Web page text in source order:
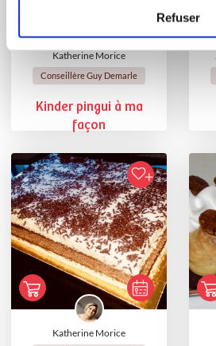
Refuser
Katherine Morice
Conseillère Guy Demarle
Kinder pingui à ma
façon
Katherine Morice